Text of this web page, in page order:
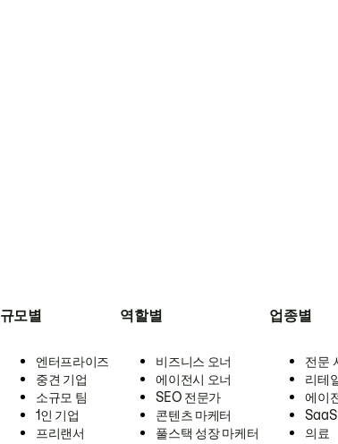
규모별
엔터프라이즈
중견 기업
소규모 팀
1인 기업
프리랜서
역할별
비즈니스 오너
에이전시 오너
SEO 전문가
콘텐츠 마케터
풀스택 성장 마케터
업종별
전문
리테
에이
SaaS
의료